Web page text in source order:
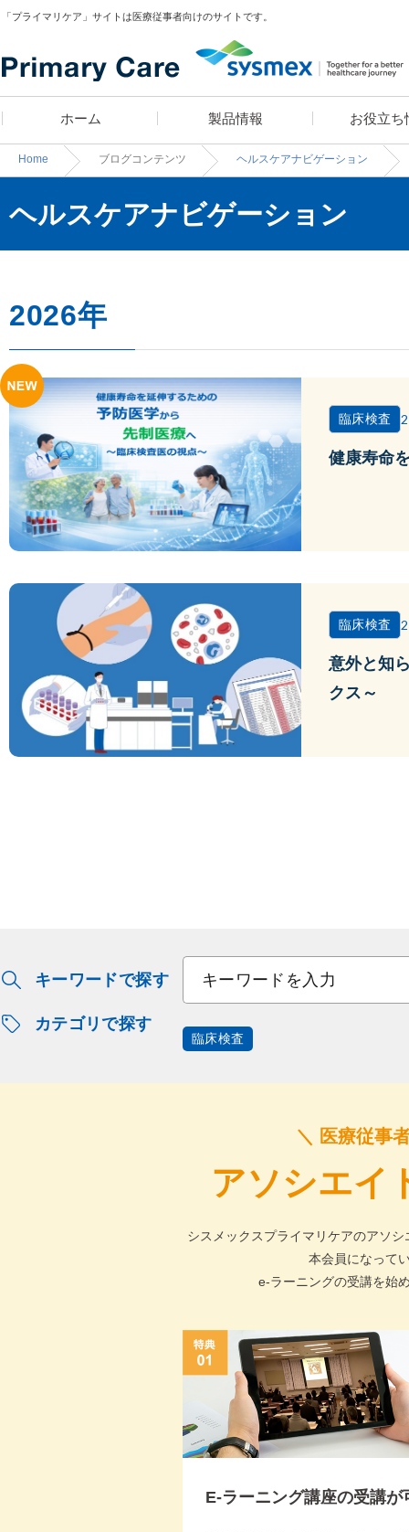
「プライマリケア」サイトは医療従事者向けのサイトです。
ホーム 製品情報
製品ラインナップ
お役立ち
疾患スピード検索
漫画コンテンツ
医師 宮田俊男に学ぶ
Home ブログコンテンツ ヘルスケアナビゲーション
ヘルスケアナビゲーション
2026年
臨床検査
健康寿命
臨床検査
意外と知
クス～
キーワードで探す
カテゴリで探す
臨床検査
＼ 医療従事
アソシエイ
シスメックスプライマリケアのアソ
本会員になって
e-ラーニングの受講を始
E-ラーニング講座の受講が